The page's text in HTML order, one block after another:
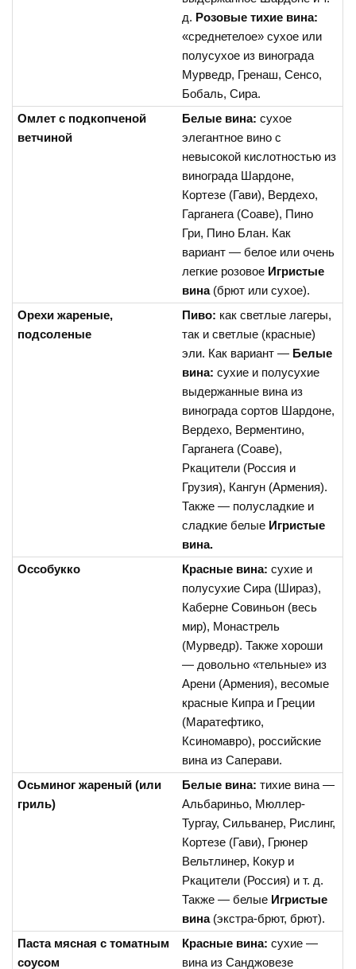
д. Розовые тихие вина:
«среднетелое» сухое или
полусухое из винограда
Мурведр, Гренаш, Сенсо,
Бобаль, Сира.
Омлет с подкопченой
ветчиной
Белые вина: сухое
элегантное вино с
невысокой кислотностью из
винограда Шардоне,
Кортезе (Гави), Вердехо,
Гарганега (Соаве), Пино
Гри, Пино Блан. Как
вариант — белое или очень
легкие розовое Игристые
вина(брют или сухое).
Орехи жареные,
подсоленые
Пиво: как светлые лагеры,
так и светлые (красные)
эли. Как вариант — Белые
вина: сухие и полусухие
выдержанные вина из
винограда сортов Шардоне,
Вердехо, Верментино,
Гарганега (Соаве),
Ркацители (Россия и
Грузия), Кангун (Армения).
Также — полусладкие и
сладкие белые Игристые
вина.
Оссобукко
Красные вина: сухие и
полусухие Сира (Шираз),
Каберне Совиньон (весь
мир), Монастрель
(Мурведр). Также хороши
— довольно «тельные» из
Арени (Армения), весомые
красные Кипра и Греции
(Маратефтико,
Ксиномавро), российские
вина из Саперави.
Осьминог жареный (или
гриль)
Белые вина: тихие вина —
Альбариньо, Мюллер-
Тургау, Сильванер, Рислинг,
Кортезе (Гави), Грюнер
Вельтлинер, Кокур и
Ркацители (Россия) и т. д.
Также — белые Игристые
вина(экстра-брют, брют).
Паста мясная с томатным
соусом
Красные вина: сухие —
вина из Санджовезе